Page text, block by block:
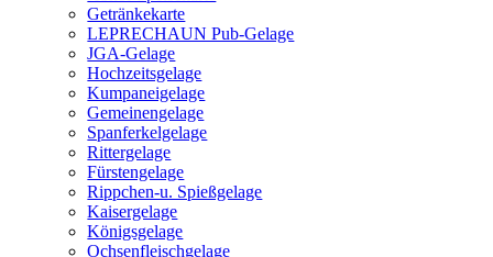
Getränkekarte
LEPRECHAUN Pub-Gelage
JGA-Gelage
Hochzeitsgelage
Kumpaneigelage
Gemeinengelage
Spanferkelgelage
Rittergelage
Fürstengelage
Rippchen-u. Spießgelage
Kaisergelage
Königsgelage
Ochsenfleischgelage